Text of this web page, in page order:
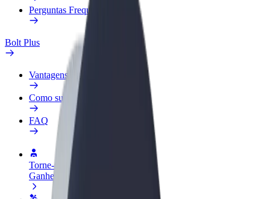
Perguntas Frequentes
Bolt Plus
Vantagens
Como subscrever
FAQ
Torne-se motorista
Ganhe dinheiro quando quiser